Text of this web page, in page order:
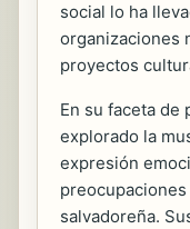
social lo ha
organizaciones
proyectos
En su faceta de
explorado la
expresión
salvadoreña.